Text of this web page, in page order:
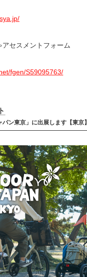
セスメントフォーム
fgen/S59095763/
パン東京」に出展します【東京】